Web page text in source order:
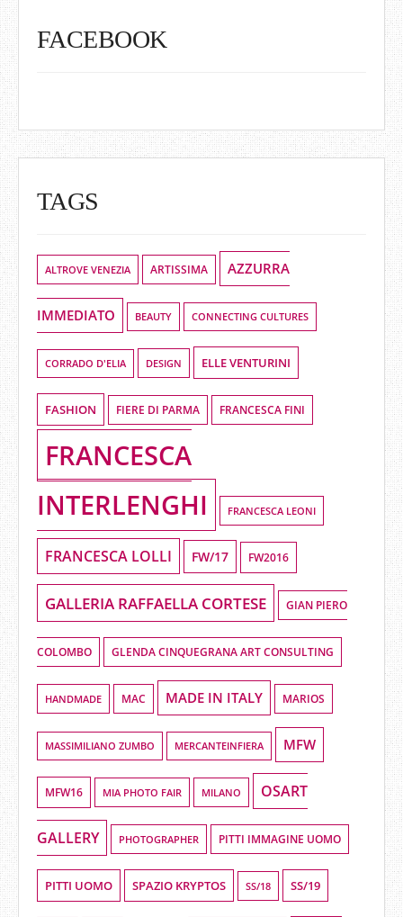
FACEBOOK
TAGS
ALTROVE VENEZIA ARTISSIMA AZZURRA
IMMEDIATO BEAUTY CONNECTING CULTURES
CORRADO D'ELIA DESIGN ELLE VENTURINI
FASHION FIERE DI PARMA FRANCESCA FINI
FRANCESCA
INTERLENGHI
FRANCESCA LEONI
FRANCESCA LOLLI FW/17 FW2016
GALLERIA RAFFAELLA CORTESE GIAN PIERO
COLOMBO GLENDA CINQUEGRANA ART CONSULTING
HANDMADE MAC MADE IN ITALY MARIOS
MASSIMILIANO ZUMBO MERCANTEINFIERA MFW
MFW16 MIA PHOTO FAIR MILANO OSART
GALLERY PHOTOGRAPHER PITTI IMMAGINE UOMO
PITTI UOMO SPAZIO KRYPTOS SS/18 SS/19